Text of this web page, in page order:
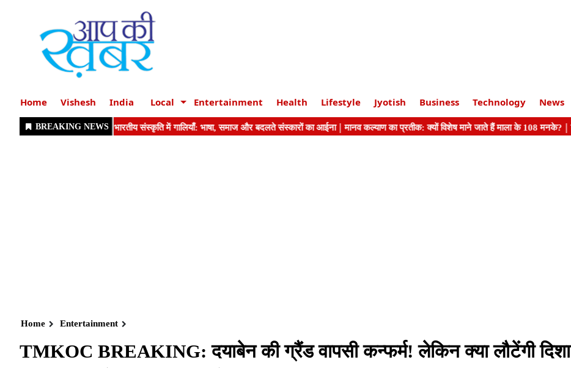
Home Vishesh India Local Entertainment Health Lifestyle Jyotish Business Technology News
Home Entertainment
TMKOC BREAKING: दयाबेन की ग्रैंड वापसी कन्फर्म! लेकिन क्या लौटेंगी दिशा